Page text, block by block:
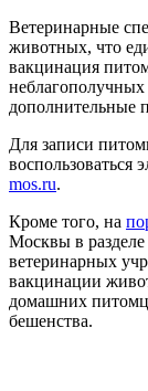
Ветеринарные
животных, что
вакцинация
дополнительные
Для записи
воспользоваться
mоs.ru.
Кроме того, на
Москвы в
ветеринарных
вакцинации
домашних
бешенства.